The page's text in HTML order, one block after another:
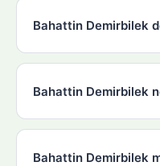
Bahattin Demirbilek
Bahattin Demirbilek
Bahattin Demirbilek